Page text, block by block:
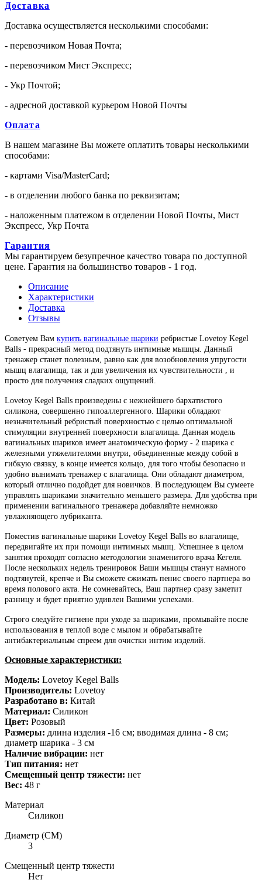
Доставка
Доставка осуществляется несколькими способами:
- перевозчиком Новая Почта;
- перевозчиком Мист Экспресс;
- Укр Почтой;
- адресной доставкой курьером Новой Почты
Оплата
В нашем магазине Вы можете оплатить товары несколькими
способами:
- картами Visa/MasterCard;
- в отделении любого банка по реквизитам;
- наложенным платежом в отделении Новой Почты, Мист
Экспресс, Укр Почта
Гарантия
Мы гарантируем безупречное качество товара по доступной
цене. Гарантия на большинство товаров - 1 год.
Описание
Характеристики
Доставка
Отзывы
Советуем Вам купить вагинальные шарики ребристые Lovetoy Kegel
Balls - прекрасный метод подтянуть интимные мышцы. Данный
тренажер станет полезным, равно как для возобновления упругости
мышц влагалища, так и для увеличения их чувствительности , и
просто для получения сладких ощущений.
Lovetoy Kegel Balls произведены с нежнейшего бархатистого
силикона, совершенно гипоаллергенного. Шарики обладают
незначительный ребристый поверхностью с целью оптимальной
стимуляции внутренней поверхности влагалища. Данная модель
вагинальных шариков имеет анатомическую форму - 2 шарика с
железными утяжелителями внутри, объединенные между собой в
гибкую связку, в конце имеется кольцо, для того чтобы безопасно и
удобно вынимать тренажер с влагалища. Они обладают диаметром,
который отлично подойдет для новичков. В последующем Вы сумеете
управлять шариками значительно меньшего размера. Для удобства при
применении вагинального тренажера добавляйте немножко
увлажняющего лубриканта.
Поместив вагинальные шарики Lovetoy Kegel Balls во влагалище,
передвигайте их при помощи интимных мышц. Успешнее в целом
занятия проходят согласно методологии знаменитого врача Кегеля.
После нескольких недель тренировок Ваши мышцы станут намного
подтянутей, крепче и Вы сможете сжимать пенис своего партнера во
время полового акта. Не сомневайтесь, Ваш партнер сразу заметит
разницу и будет приятно удивлен Вашими успехами.
Строго следуйте гигиене при уходе за шариками, промывайте после
использования в теплой воде с мылом и обрабатывайте
антибактериальным спреем для очистки интим изделий.
Основные характеристики:
Модель: Lovetoy Kegel Balls
Производитель: Lovetoy
Разработано в: Китай
Материал: Силикон
Цвет: Розовый
Размеры: длина изделия -16 см; вводимая длина - 8 см;
диаметр шарика - 3 см
Наличие вибрации: нет
Тип питания: нет
Смещенный центр тяжести: нет
Вес: 48 г
Материал
Силикон
Диаметр (СМ)
3
Смещенный центр тяжести
Нет